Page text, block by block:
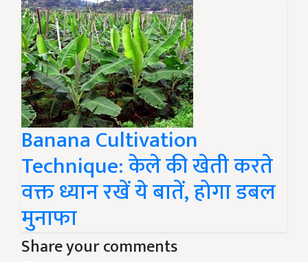
Banana Cultivation
Technique: केले की खेती करते
वक्त ध्यान रखें ये बातें, होगा डबल
मुनाफा
Share your comments